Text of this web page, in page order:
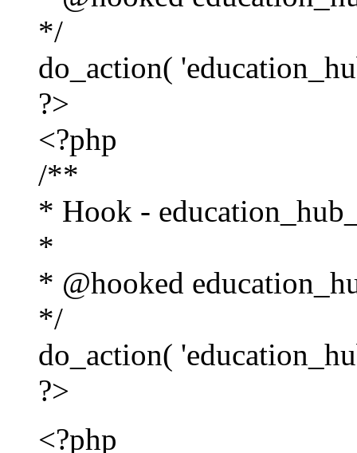
*/
do_action(
?>
<?php
/**
* Hook -
*
* @hooked
*/
do_action(
?>
<?php